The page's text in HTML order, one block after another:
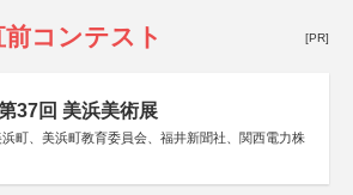
コンテスト [PR]
37回 美浜美術展
町、美浜町教育委員会、福井新聞社、関西電力株